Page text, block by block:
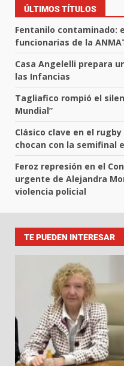
ÚLTIMOS TÍTULOS
Fentanilo contaminado:
funcionarias de la
Casa Angelelli prepara
las Infancias
Tagliafico rompió el
Mundial”
Clásico clave en el
chocan con la semifinal
Feroz represión en el
urgente de Alejandra
violencia policial
TE PUEDEN INTERESAR